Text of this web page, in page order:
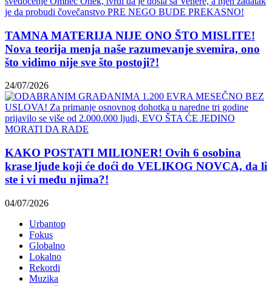
TAMNA MATERIJA NIJE ONO ŠTO MISLITE!
Nova teorija menja naše razumevanje svemira, ono
što vidimo nije sve što postoji?!
24/07/2026
KAKO POSTATI MILIONER! Ovih 6 osobina
krase ljude koji će doći do VELIKOG NOVCA, da li
ste i vi među njima?!
04/07/2026
Urbantop
Fokus
Globalno
Lokalno
Rekordi
Muzika